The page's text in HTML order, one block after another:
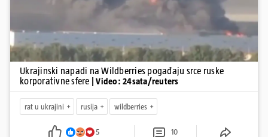
Ukrajinski napadi na Wildberries pogađaju srce ruske
korporativne sfere
| Video: 24sata/reuters
rat u ukrajini rusija wildberries
5 10